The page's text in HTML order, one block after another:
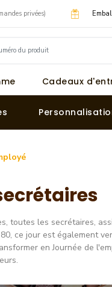
privées)
Cadeaux
toutes les secrétaires,
ce jour est également
en Journée de